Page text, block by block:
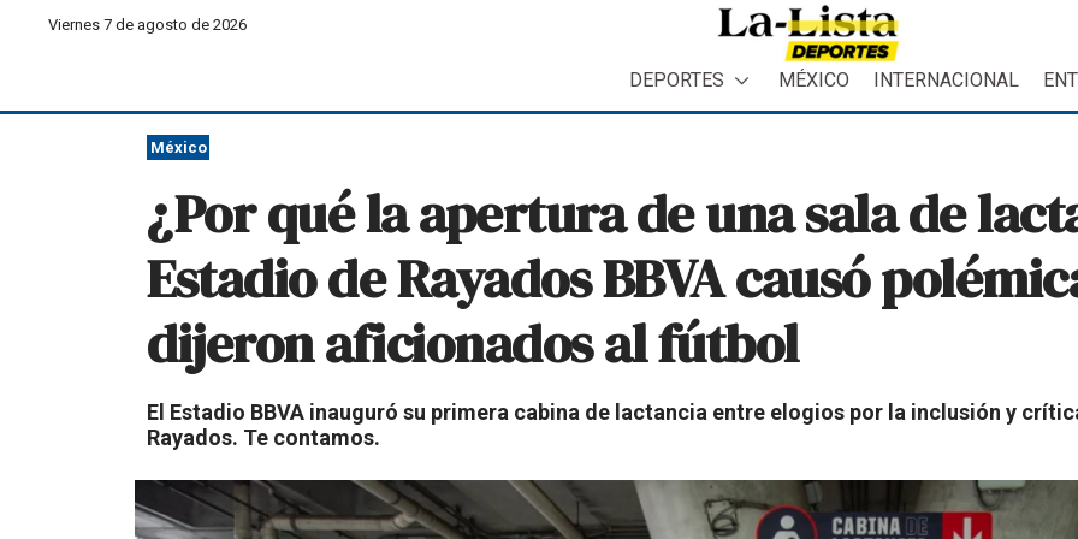
Viernes 7 de agosto de 2026
DEPORTES MÉXICO INTERNACIONAL
México
¿Por qué la apertura de una sala de
Estadio de Rayados BBVA causó
dijeron aficionados al fútbol
El Estadio BBVA inauguró su primera cabina de lactancia entre elogios por la inclusión y
Rayados. Te contamos.